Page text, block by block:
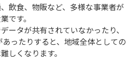
飲食、物販など、多様な事業者が
です。
ータが共有されていなかったり、
ったりすると、地域全体としての
しくなります。